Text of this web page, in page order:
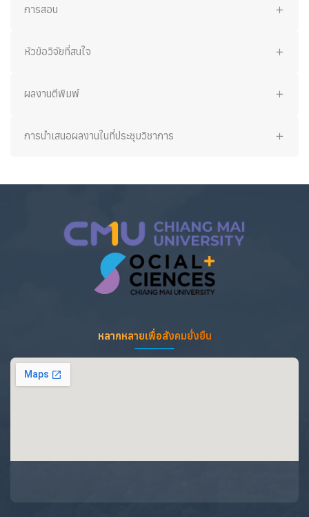
การสอน
หัวข้อวิจัยที่สนใจ
ผลงานตีพิมพ์
การนำเสนอผลงานในที่ประชุมวิชาการ
หลากหลายเพื่อสังคมยั่งยืน